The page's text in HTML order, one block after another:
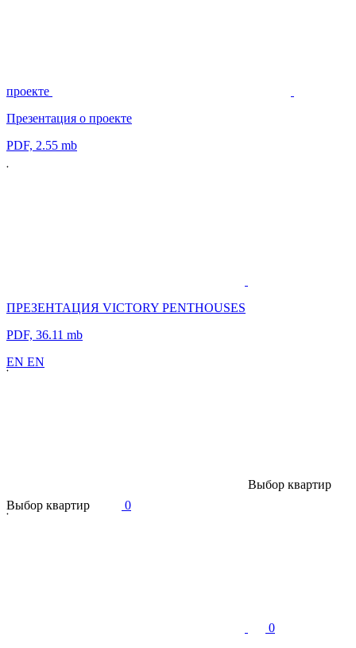
проекте
Презентация о проекте
PDF, 2.55 mb
ПРЕЗЕНТАЦИЯ VICTORY PENTHOUSES
PDF, 36.11 mb
EN EN
Выбор квартир
Выбор квартир 0
0